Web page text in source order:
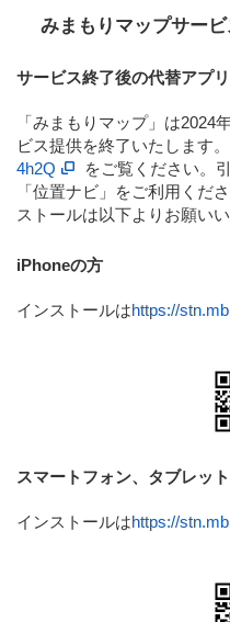
みまもりマップサー
サービス終了後の代替アプ
「みまもりマップ」は2024
ビス提供を終了いたします
4h2Q
をご覧ください。
「位置ナビ」をご利用くだ
ストールは以下よりお願いい
iPhoneの方
インストールはhttps://
スマートフォン、タブレッ
インストールはhttps://